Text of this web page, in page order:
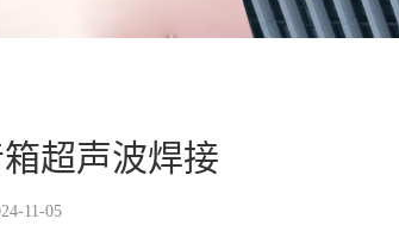
超声波焊接
11-05